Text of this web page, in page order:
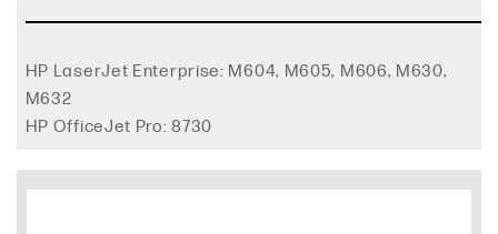
HP LaserJet Enterprise: M604, M605, M606, M630,
M632
HP OfficeJet Pro: 8730